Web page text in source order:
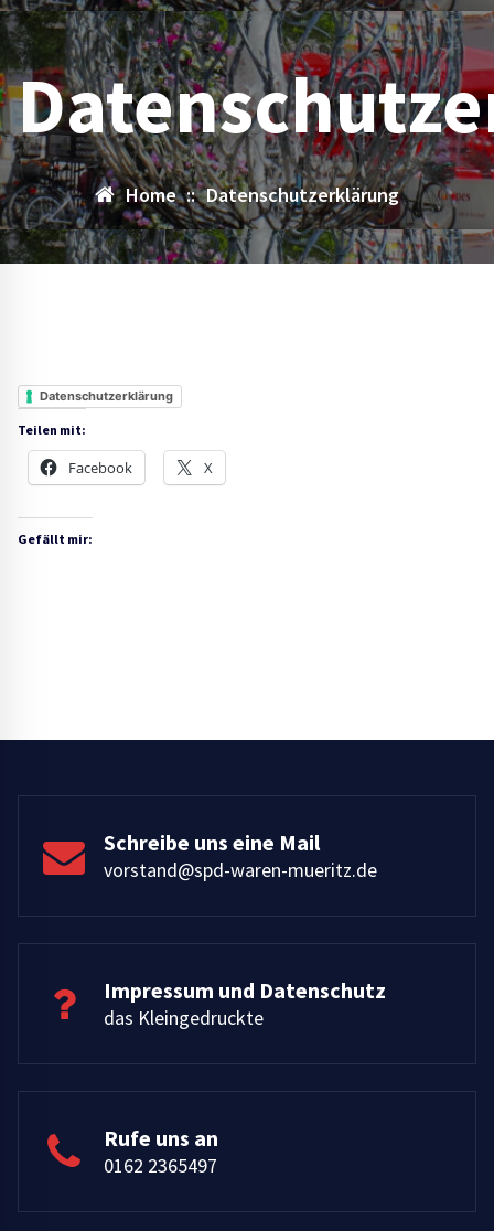
Home :: Datenschutzerklärung
Datenschutzerklärung
Teilen mit:
Facebook X
Gefällt mir:
Schreibe uns eine Mail
vorstand@spd-waren-mueritz.de
Impressum und Datenschutz
das Kleingedruckte
Rufe uns an
0162 2365497